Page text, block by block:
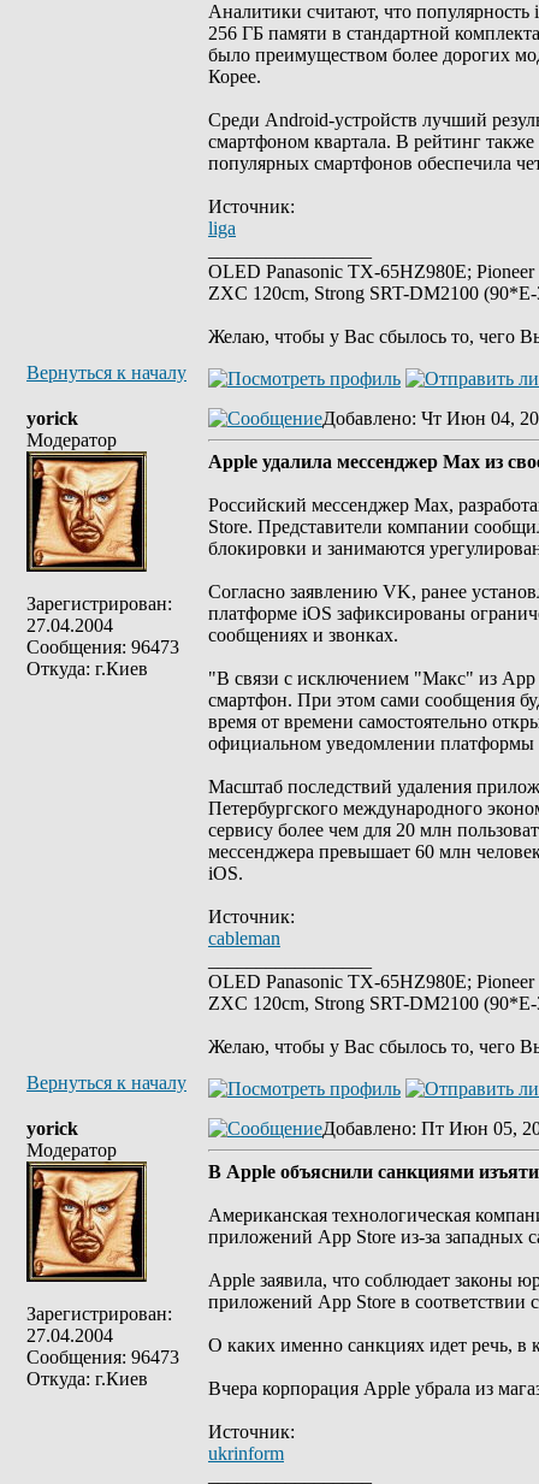
Аналитики считают, что популярность
256 ГБ памяти в стандартной
было преимуществом более дорогих
Корее.
Среди Android-устройств лучший
смартфоном квартала. В рейтинг
популярных смартфонов обеспечила
Источник:
liga
OLED Panasonic TX-65HZ980E;
ZXC 120cm, Strong SRT-DM2100
Желаю, чтобы у Вас сбылось то, чего
Вернуться к началу
yorick
Модератор
Зарегистрирован:
27.04.2004
Сообщения: 96473
Откуда: г.Киев
Добавлено: Чт Июн 04,
Apple удалила мессенджер Мах из
Российский мессенджер Мах,
Store. Представители компании
блокировки и занимаются
Согласно заявлению VK, ранее
платформе iOS зафиксированы
сообщениях и звонках.
"В связи с исключением "Макс" из App
смартфон. При этом сами сообщения
время от времени самостоятельно
официальном уведомлении платформы
Масштаб последствий удаления
Петербургского международного
сервису более чем для 20 млн
мессенджера превышает 60 млн
iOS.
Источник:
cableman
OLED Panasonic TX-65HZ980E;
ZXC 120cm, Strong SRT-DM2100
Желаю, чтобы у Вас сбылось то, чего
Вернуться к началу
yorick
Модератор
Зарегистрирован:
27.04.2004
Сообщения: 96473
Откуда: г.Киев
Добавлено: Пт Июн 05,
В Apple объяснили санкциями
Американская технологическая
приложений App Store из-за западных
Apple заявила, что соблюдает законы
приложений App Store в соответствии
О каких именно санкциях идет речь, в
Вчера корпорация Apple убрала из
Источник:
ukrinform